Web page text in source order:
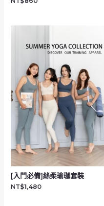
[入門必備]絲柔瑜珈套裝
NT$1,480